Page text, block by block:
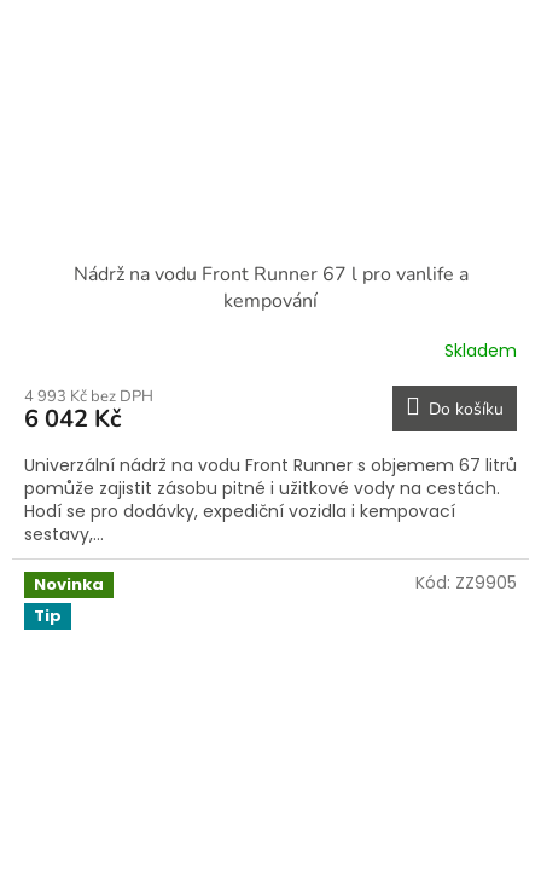
Nádrž na vodu Front Runner 67 l pro vanlife a
kempování
Skladem
4 993 Kč bez DPH
6 042 Kč Do košíku
Univerzální nádrž na vodu Front Runner s objemem 67 litrů
pomůže zajistit zásobu pitné i užitkové vody na cestách.
Hodí se pro dodávky, expediční vozidla i kempovací
sestavy,...
Novinka
Tip
Kód: ZZ9905